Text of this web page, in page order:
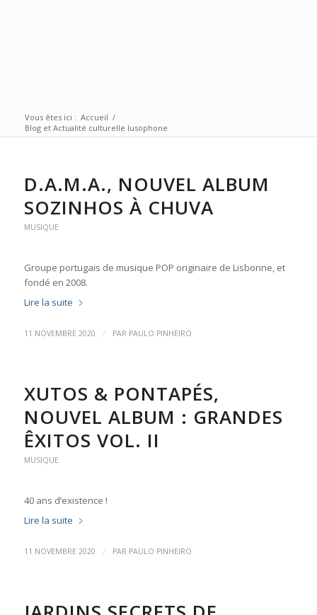
Vous êtes ici : Accueil /
Blog et Actualité culturelle lusophone
D.A.M.A., NOUVEL ALBUM
SOZINHOS À CHUVA
MUSIQUE
Groupe portugais de musique POP originaire de Lisbonne, et
fondé en 2008.
Lire la suite
11 NOVEMBRE 2020 / PAR PAULO PINHEIRO
XUTOS & PONTAPÉS,
NOUVEL ALBUM : GRANDES
ÊXITOS VOL. II
MUSIQUE
40 ans d’existence !
Lire la suite
11 NOVEMBRE 2020 / PAR PAULO PINHEIRO